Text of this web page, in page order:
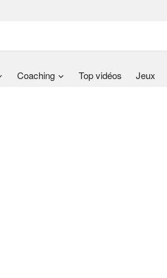
Coaching Top vidéos Jeux